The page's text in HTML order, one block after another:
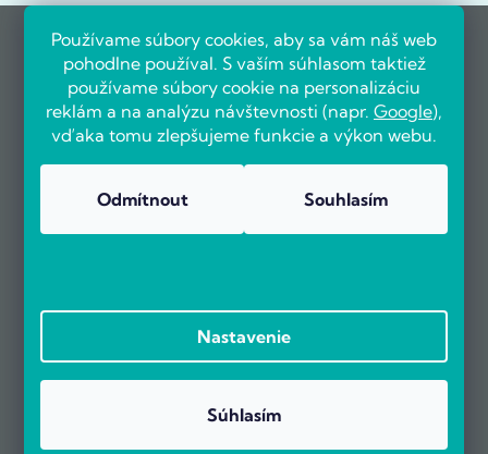
Používame súbory cookies, aby sa vám náš web
pohodlne používal. S vaším súhlasom taktiež
používame súbory cookie na personalizáciu
reklám a na analýzu návštevnosti (napr. Google),
vďaka tomu zlepšujeme funkcie a výkon webu.
Odmítnout Souhlasím
Nastavenie
Súhlasím